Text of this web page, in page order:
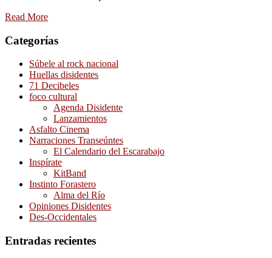
Read More
Categorías
Súbele al rock nacional
Huellas disidentes
71 Decibeles
foco cultural
Agenda Disidente
Lanzamientos
Asfalto Cinema
Narraciones Transeúntes
El Calendario del Escarabajo
Inspírate
KitBand
Instinto Forastero
Alma del Río
Opiniones Disidentes
Des-Occidentales
Entradas recientes